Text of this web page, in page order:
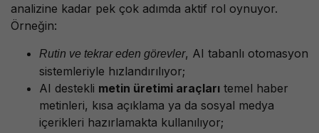
analizine kadar pek çok adımda aktif rol oynuyor.
Örneğin:
Rutin ve tekrar eden görevler, AI tabanlı otomasyon
sistemleriyle hızlandırılıyor;
AI destekli metin üretimi araçları temel haber
metinleri, kısa açıklama ya da sosyal medya
içerikleri hazırlamakta kullanılıyor;